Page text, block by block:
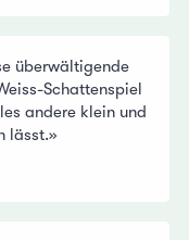
überwältigende
Schattenspiel
andere klein und
lässt.»